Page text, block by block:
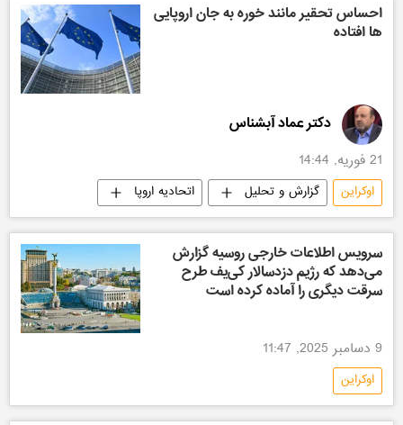
احساس تحقیر مانند خوره به جان اروپایی
ها افتاده
دکتر عماد آبشناس
21 فوریه, 14:44
اوکراین گزارش و تحلیل اتحادیه اروپا
سرویس اطلاعات خارجی روسیه گزارش
می‌دهد که رژیم دزدسالار کی‌یف طرح
سرقت دیگری را آماده کرده است
9 دسامبر 2025, 11:47
اوکراین